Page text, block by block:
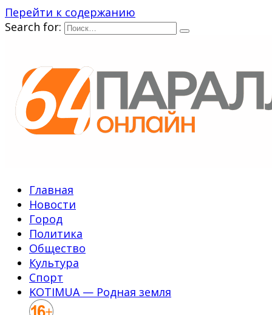
Перейти к содержанию
Search for:
Главная
Новости
Город
Политика
Общество
Культура
Спорт
KOTIMUA — Родная земля